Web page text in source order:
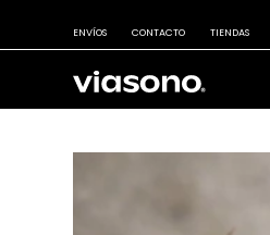
ENVÍOS CONTACTO TIENDAS